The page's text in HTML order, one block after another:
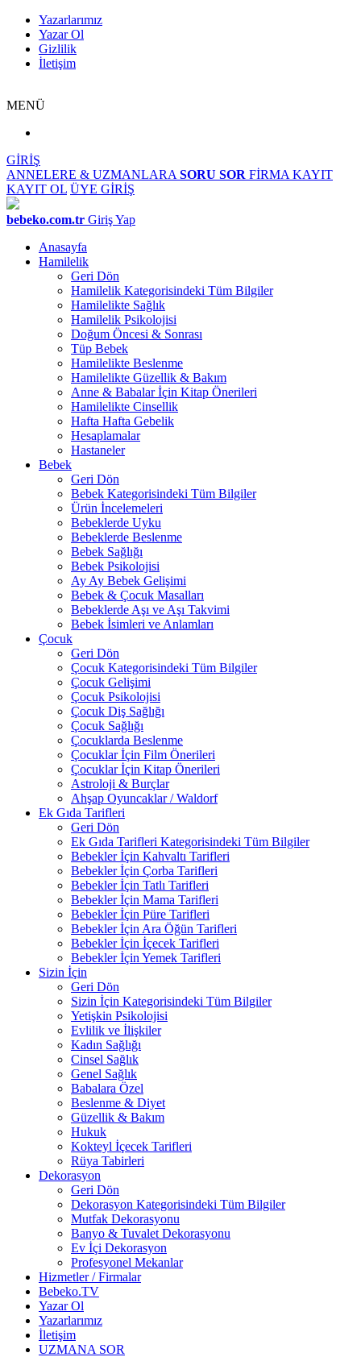
Yazarlarımız
Yazar Ol
Gizlilik
İletişim
MENÜ
GİRİŞ
ANNELERE & UZMANLARA SORU SOR FİRMA KAYIT
KAYIT OL ÜYE GİRİŞ
bebeko.com.tr Giriş Yap
Anasayfa
Hamilelik
Geri Dön
Hamilelik Kategorisindeki Tüm Bilgiler
Hamilelikte Sağlık
Hamilelik Psikolojisi
Doğum Öncesi & Sonrası
Tüp Bebek
Hamilelikte Beslenme
Hamilelikte Güzellik & Bakım
Anne & Babalar İçin Kitap Önerileri
Hamilelikte Cinsellik
Hafta Hafta Gebelik
Hesaplamalar
Hastaneler
Bebek
Geri Dön
Bebek Kategorisindeki Tüm Bilgiler
Ürün İncelemeleri
Bebeklerde Uyku
Bebeklerde Beslenme
Bebek Sağlığı
Bebek Psikolojisi
Ay Ay Bebek Gelişimi
Bebek & Çocuk Masalları
Bebeklerde Aşı ve Aşı Takvimi
Bebek İsimleri ve Anlamları
Çocuk
Geri Dön
Çocuk Kategorisindeki Tüm Bilgiler
Çocuk Gelişimi
Çocuk Psikolojisi
Çocuk Diş Sağlığı
Çocuk Sağlığı
Çocuklarda Beslenme
Çocuklar İçin Film Önerileri
Çocuklar İçin Kitap Önerileri
Astroloji & Burçlar
Ahşap Oyuncaklar / Waldorf
Ek Gıda Tarifleri
Geri Dön
Ek Gıda Tarifleri Kategorisindeki Tüm Bilgiler
Bebekler İçin Kahvaltı Tarifleri
Bebekler İçin Çorba Tarifleri
Bebekler İçin Tatlı Tarifleri
Bebekler İçin Mama Tarifleri
Bebekler İçin Püre Tarifleri
Bebekler İçin Ara Öğün Tarifleri
Bebekler İçin İçecek Tarifleri
Bebekler İçin Yemek Tarifleri
Sizin İçin
Geri Dön
Sizin İçin Kategorisindeki Tüm Bilgiler
Yetişkin Psikolojisi
Evlilik ve İlişkiler
Kadın Sağlığı
Cinsel Sağlık
Genel Sağlık
Babalara Özel
Beslenme & Diyet
Güzellik & Bakım
Hukuk
Kokteyl İçecek Tarifleri
Rüya Tabirleri
Dekorasyon
Geri Dön
Dekorasyon Kategorisindeki Tüm Bilgiler
Mutfak Dekorasyonu
Banyo & Tuvalet Dekorasyonu
Ev İçi Dekorasyon
Profesyonel Mekanlar
Hizmetler / Firmalar
Bebeko.TV
Yazar Ol
Yazarlarımız
İletişim
UZMANA SOR